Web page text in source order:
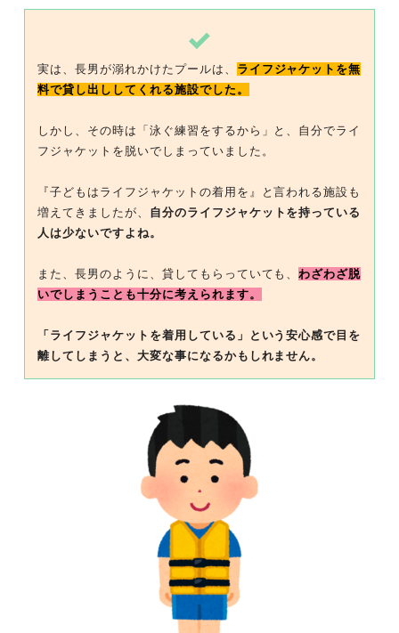
実は、長男が溺れかけたプールは、 ライフジャケットを無
料で貸し出ししてくれる施設でした。
しかし、その時は「泳ぐ練習をするから」と、自分でライ
フジャケットを脱いでしまっていました。
『子どもはライフジャケットの着用を』と言われる施設も
増えてきましたが、 自分のライフジャケットを持っている
人は少ないですよね。
また、長男のように、貸してもらっていても、わざわざ脱
いでしまうことも十分に考えられます。
「ライフジャケットを着用している」という安心感で目を
離してしまうと、大変な事になるかもしれません。